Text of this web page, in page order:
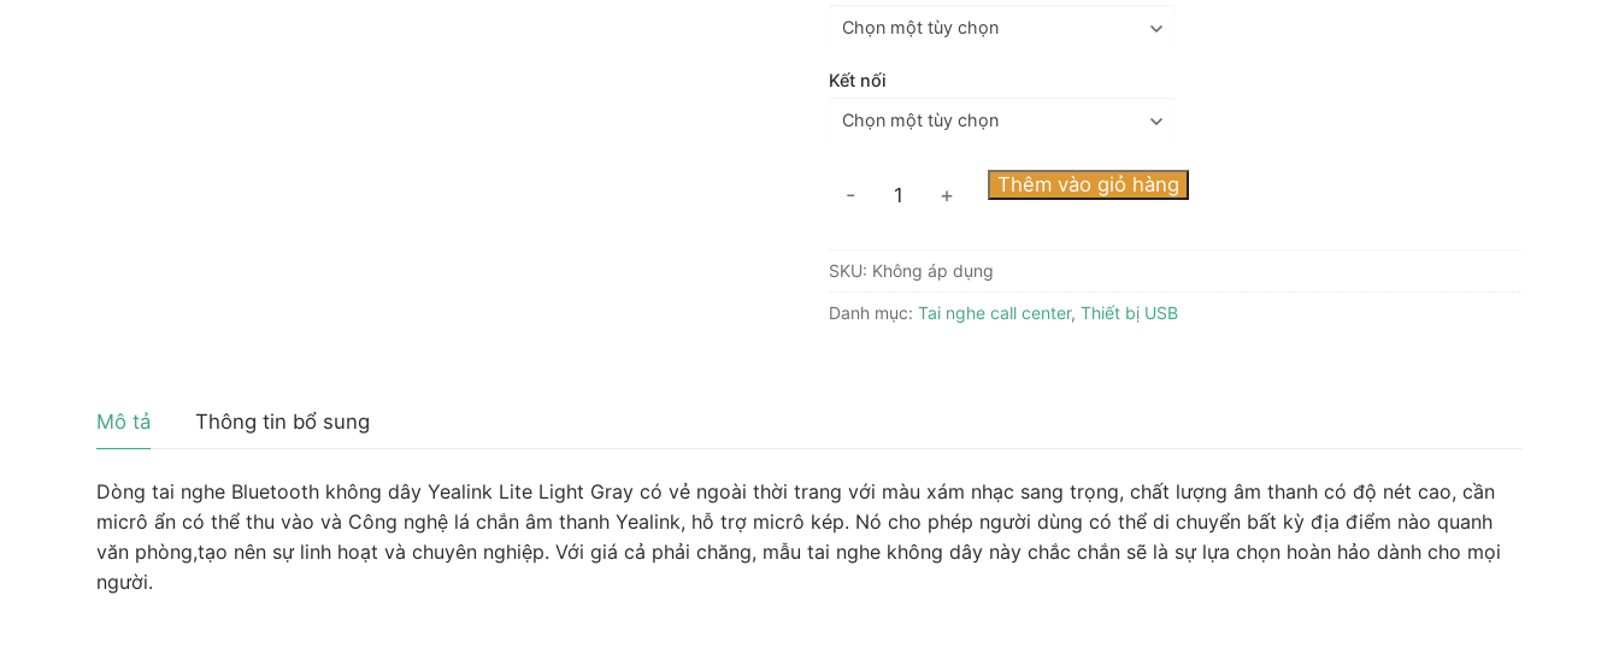
Kết nối
- + Thêm vào giỏ hàng
SKU: Không áp dụng
Danh mục: Tai nghe call center, Thiết bị USB
Mô tả Thông tin bổ sung
Dòng tai nghe Bluetooth không dây Yealink Lite Light Gray có vẻ ngoài thời trang với màu xám nhạc sang trọng, chất lượng âm thanh có độ nét cao, cần
micrô ẩn có thể thu vào và Công nghệ lá chắn âm thanh Yealink, hỗ trợ micrô kép. Nó cho phép người dùng có thể di chuyển bất kỳ địa điểm nào quanh
văn phòng,tạo nên sự linh hoạt và chuyên nghiệp. Với giá cả phải chăng, mẫu tai nghe không dây này chắc chắn sẽ là sự lựa chọn hoàn hảo dành cho mọi
người.